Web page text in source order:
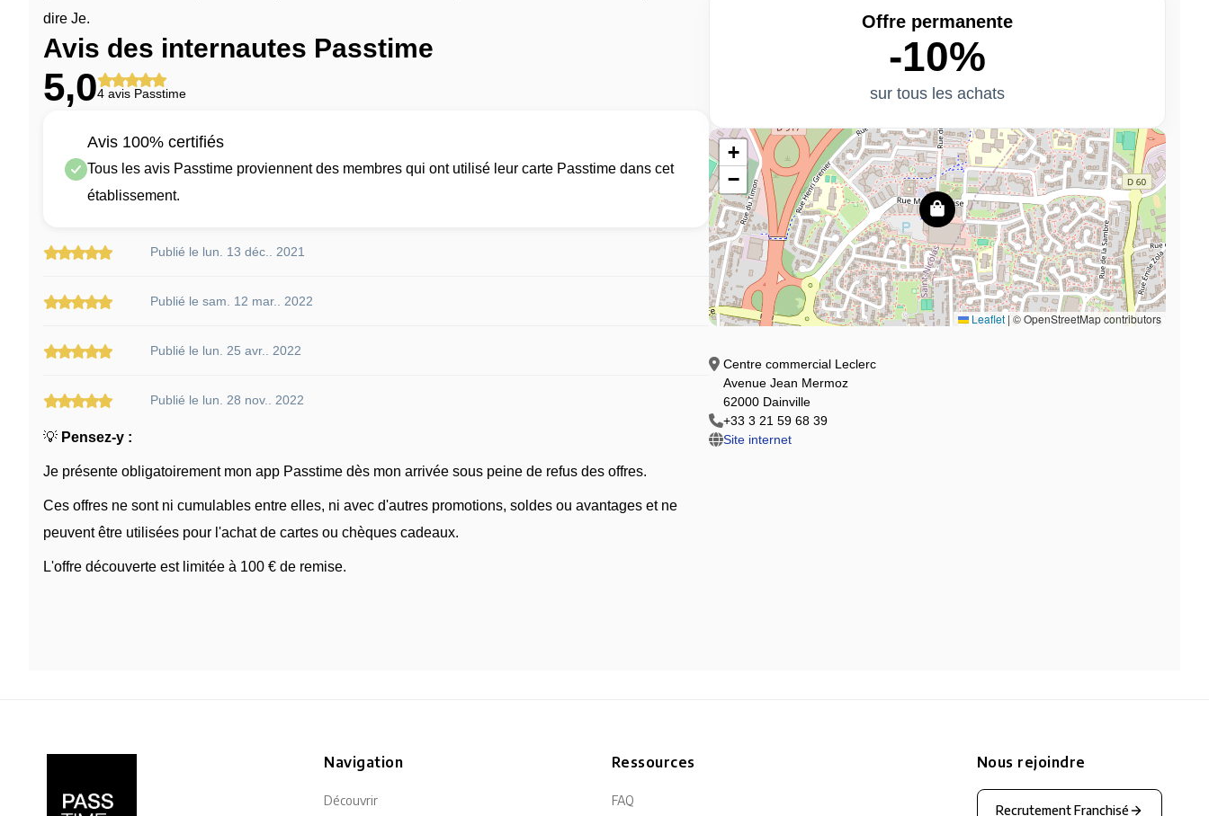
dire Je.
Avis des internautes Passtime
5,04 avis Passtime
Avis 100% certifiés
Tous les avis Passtime proviennent des membres qui ont utilisé leur carte Passtime dans cet
établissement.
Publié le lun. 13 déc.. 2021
Publié le sam. 12 mar.. 2022
Publié le lun. 25 avr.. 2022
Publié le lun. 28 nov.. 2022
💡 Pensez-y :
Je présente obligatoirement mon app Passtime dès mon arrivée sous peine de refus des offres.
Ces offres ne sont ni cumulables entre elles, ni avec d'autres promotions, soldes ou avantages et ne
peuvent être utilisées pour l'achat de cartes ou chèques cadeaux.
L'offre découverte est limitée à 100 € de remise.
Offre permanente
-10%
sur tous les achats
+
−
Leaflet | © OpenStreetMap contributors
Centre commercial Leclerc
Avenue Jean Mermoz
62000 Dainville
+33 3 21 59 68 39
Site internet
Navigation
Découvrir
Ressources
FAQ
Nous rejoindre
Recrutement Franchisé